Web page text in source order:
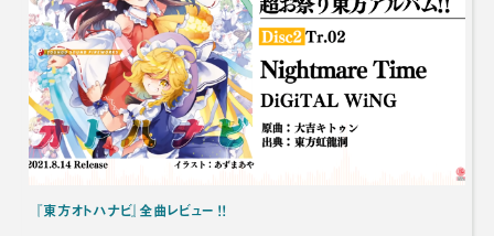
『東方オトハナビ』全曲レビュー ！！